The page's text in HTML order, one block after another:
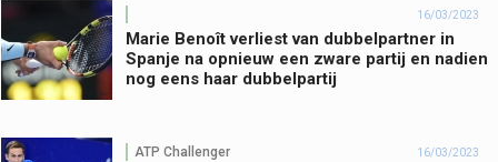
16/03/2023
Marie Benoît verliest van dubbelpartner in
Spanje na opnieuw een zware partij en nadien
nog eens haar dubbelpartij
ATP Challenger 16/03/2023